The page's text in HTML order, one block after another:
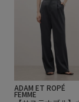
ADAM ET ROPÉ
FEMME